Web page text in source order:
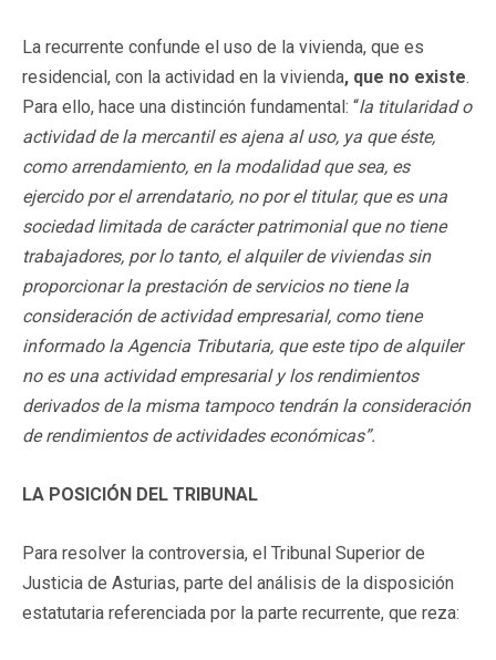
La recurrente confunde el uso de la vivienda, que es
residencial, con la actividad en la vivienda, que no existe.
Para ello, hace una distinción fundamental: “la titularidad o
actividad de la mercantil es ajena al uso, ya que éste,
como arrendamiento, en la modalidad que sea, es
ejercido por el arrendatario, no por el titular, que es una
sociedad limitada de carácter patrimonial que no tiene
trabajadores, por lo tanto, el alquiler de viviendas sin
proporcionar la prestación de servicios no tiene la
consideración de actividad empresarial, como tiene
informado la Agencia Tributaria, que este tipo de alquiler
no es una actividad empresarial y los rendimientos
derivados de la misma tampoco tendrán la consideración
de rendimientos de actividades económicas”.
LA POSICIÓN DEL TRIBUNAL
Para resolver la controversia, el Tribunal Superior de
Justicia de Asturias, parte del análisis de la disposición
estatutaria referenciada por la parte recurrente, que reza: